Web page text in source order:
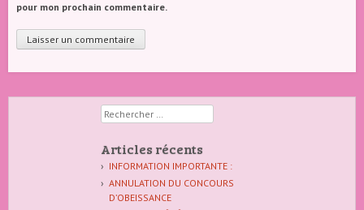
pour mon prochain commentaire.
Rechercher
Articles récents
INFORMATION IMPORTANTE :
ANNULATION DU CONCOURS
D’OBEISSANCE